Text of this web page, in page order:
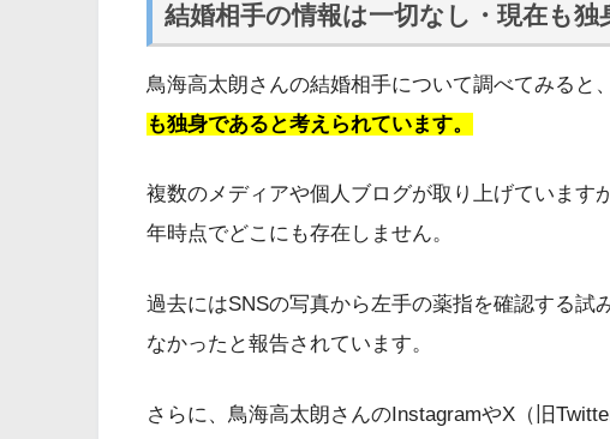
結婚相手の情報は一切なし・現在も独
鳥海高太朗さんの結婚相手について調べてみると
も独身であると考えられています。
複数のメディアや個人ブログが取り上げています
年時点でどこにも存在しません。
過去にはSNSの写真から左手の薬指を確認する試
なかったと報告されています。
さらに、鳥海高太朗さんのInstagramやX（旧